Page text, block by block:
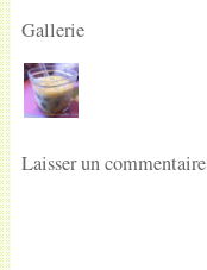
Gallerie
Laisser un commentaire